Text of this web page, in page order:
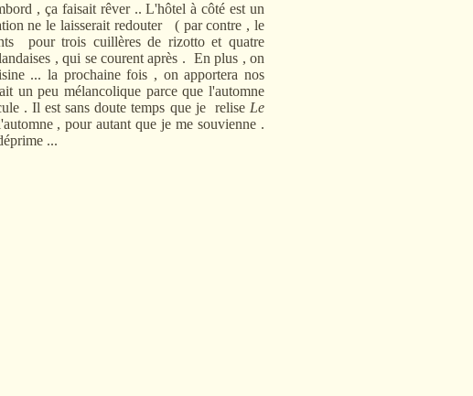
, ça faisait rêver .. L'hôtel à côté est un
ne le laisserait redouter ( par contre , le
pour trois cuillères de rizotto et quatre
, qui se courent après . En plus , on
... la prochaine fois , on apportera nos
un peu mélancolique parce que l'automne
. Il est sans doute temps que je relise Le
, pour autant que je me souvienne .
...